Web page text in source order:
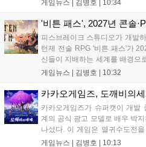
운영하며 혜택을 제공한다. 특히
자에게 다양한 보상을 지급할 예
게임뉴스 | 김병호 | 10:34
'비튼 패스', 2027년 콘솔
피스브레이크 스튜디오가 개발
턴제 전술 RPG '비튼 패스'가
신들이 지배하는 세계를 배경으
듀얼 잡 시스템이 특징입니다.
은 미정입니다....
게임뉴스 | 김병호 | 10:32
카카오게임즈, 도깨비의
카카오게임즈가 슈퍼캣이 개발
계의 공식 광고 모델로 배우 박
나섰다. 이 게임은 멸귀수도전
래픽이 특징이다. 오는 8월 사전
게임뉴스 | 김병호 | 10:13